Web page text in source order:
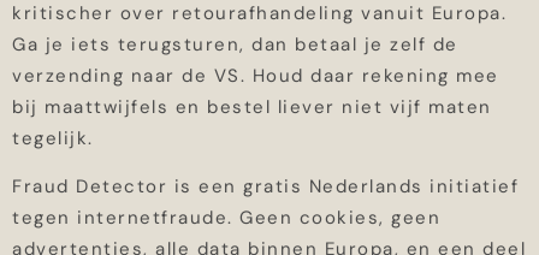
kritischer over retourafhandeling vanuit Europa.
Ga je iets terugsturen, dan betaal je zelf de
verzending naar de VS. Houd daar rekening mee
bij maattwijfels en bestel liever niet vijf maten
tegelijk.
Fraud Detector is een gratis Nederlands initiatief
tegen internetfraude. Geen cookies, geen
advertenties, alle data binnen Europa, en een deel